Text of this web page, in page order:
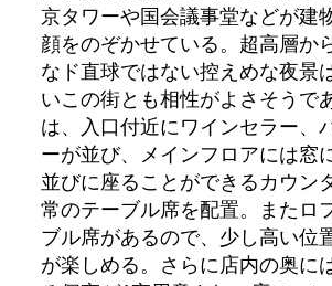
京タワーや国会議事堂などが建
顔をのぞかせている。超高層か
なド直球ではない控えめな夜景
いこの街とも相性がよさそうで
は、入口付近にワインセラー、
ーが並び、メインフロアには窓
並びに座ることができるカウン
常のテーブル席を配置。またロ
ブル席があるので、少し高い位
が楽しめる。さらに店内の奥に